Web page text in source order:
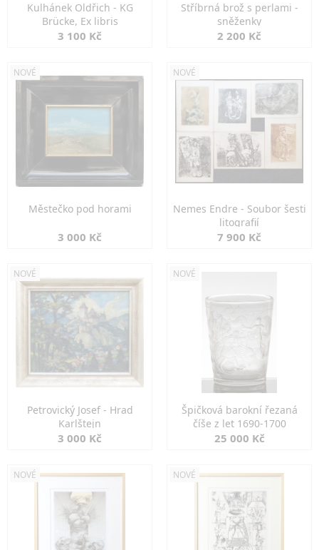
Kulhánek Oldřich - KG
Brücke, Ex libris
3 100 Kč
Stříbrná brož s perlami -
sněženky
2 200 Kč
NOVÉ
Městečko pod horami
3 000 Kč
NOVÉ
Nemes Endre - Soubor šesti
litografií
7 900 Kč
NOVÉ
Petrovický Josef - Hrad
Karlštejn
3 000 Kč
NOVÉ
Špičková barokní řezaná
číše z let 1690-1700
25 000 Kč
NOVÉ NOVÉ